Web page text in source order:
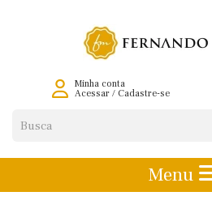
Minha conta
Acessar/ Cadastre-se
Menu